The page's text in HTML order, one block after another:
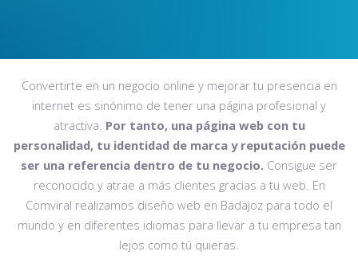
Convertirte en un negocio online y mejorar tu presencia en
internet es sinónimo de tener una página profesional y
atractiva. Por tanto, una página web con tu
personalidad, tu identidad de marca y reputación puede
ser una referencia dentro de tu negocio. Consigue ser
reconocido y atrae a más clientes gracias a tu web. En
Comviral realizamos diseño web en Badajoz para todo el
mundo y en diferentes idiomas para llevar a tu empresa tan
lejos como tú quieras.